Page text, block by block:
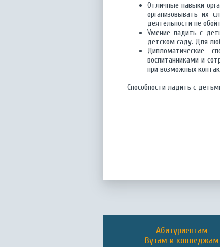
Отличные навыки
организовывать их
деятельности не
Умение ладить с
детском саду. Для
Дипломатические
воспитанниками и
при возможных
Способности ладить с
Абитуриентам
Вузам и колледжам